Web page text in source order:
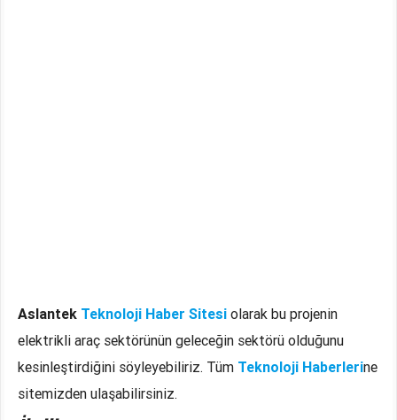
Aslantek Teknoloji Haber Sitesi olarak bu projenin
elektrikli araç sektörünün geleceğin sektörü olduğunu
kesinleştirdiğini söyleyebiliriz. Tüm Teknoloji Haberlerine
sitemizden ulaşabilirsiniz.